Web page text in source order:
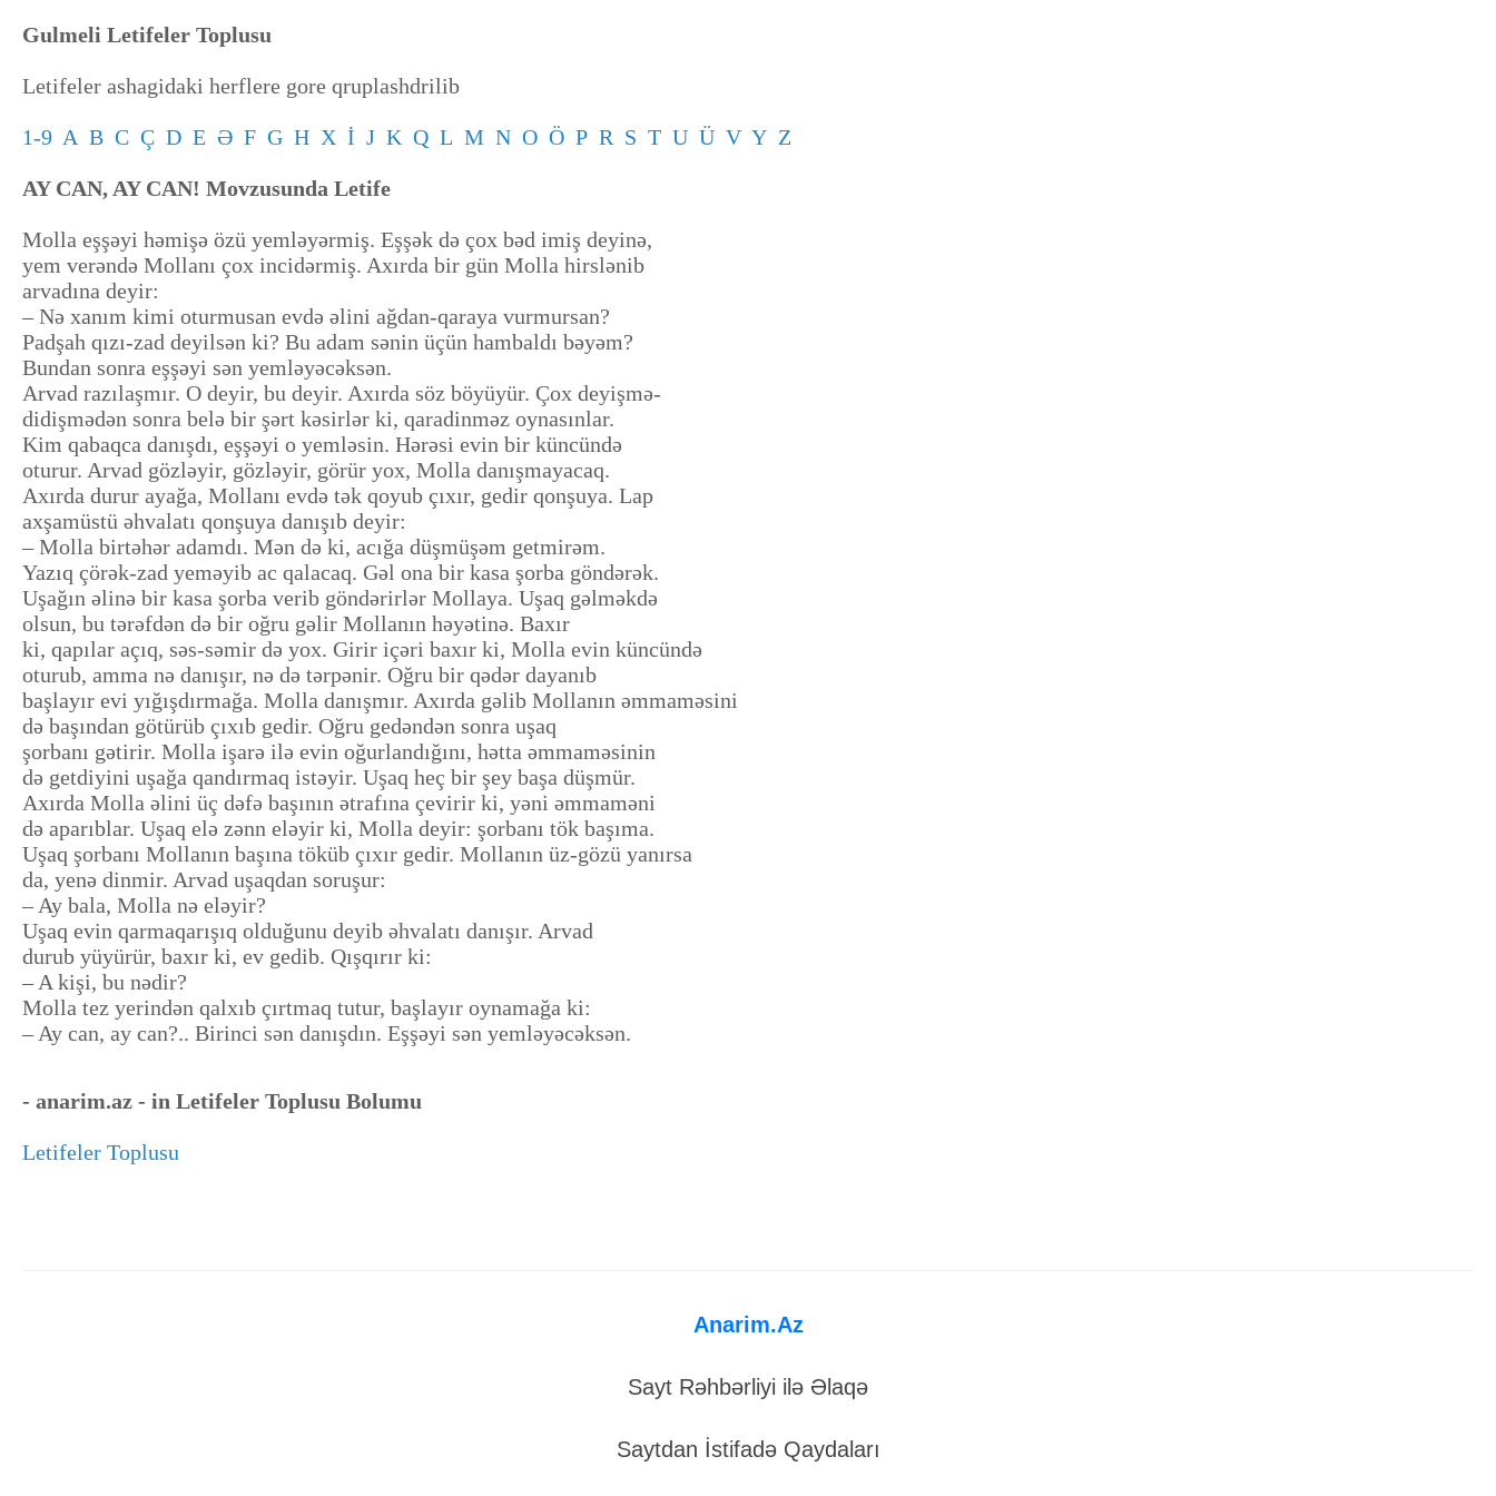
Gulmeli Letifeler Toplusu
Letifeler ashagidaki herflere gore qruplashdrilib
1-9 A B C Ç D E Ə F G H X İ J K Q L M N O Ö P R S T U Ü V Y Z
AY CAN, AY CAN! Movzusunda Letife
Molla eşşəyi həmişə özü yemləyərmiş. Eşşək də çox bəd imiş deyinə,
yem verəndə Mollanı çox incidərmiş. Axırda bir gün Molla hirslənib
arvadına deyir:
– Nə xanım kimi oturmusan evdə əlini ağdan-qaraya vurmursan?
Padşah qızı-zad deyilsən ki? Bu adam sənin üçün hambaldı bəyəm?
Bundan sonra eşşəyi sən yemləyəcəksən.
Arvad razılaşmır. O deyir, bu deyir. Axırda söz böyüyür. Çox deyişmə-
didişmədən sonra belə bir şərt kəsirlər ki, qaradinməz oynasınlar.
Kim qabaqca danışdı, eşşəyi o yemləsin. Hərəsi evin bir küncündə
oturur. Arvad gözləyir, gözləyir, görür yox, Molla danışmayacaq.
Axırda durur ayağa, Mollanı evdə tək qoyub çıxır, gedir qonşuya. Lap
axşamüstü əhvalatı qonşuya danışıb deyir:
– Molla birtəhər adamdı. Mən də ki, acığa düşmüşəm getmirəm.
Yazıq çörək-zad yeməyib ac qalacaq. Gəl ona bir kasa şorba göndərək.
Uşağın əlinə bir kasa şorba verib göndərirlər Mollaya. Uşaq gəlməkdə
olsun, bu tərəfdən də bir oğru gəlir Mollanın həyətinə. Baxır
ki, qapılar açıq, səs-səmir də yox. Girir içəri baxır ki, Molla evin küncündə
oturub, amma nə danışır, nə də tərpənir. Oğru bir qədər dayanıb
başlayır evi yığışdırmağa. Molla danışmır. Axırda gəlib Mollanın əmmaməsini
də başından götürüb çıxıb gedir. Oğru gedəndən sonra uşaq
şorbanı gətirir. Molla işarə ilə evin oğurlandığını, hətta əmmaməsinin
də getdiyini uşağa qandırmaq istəyir. Uşaq heç bir şey başa düşmür.
Axırda Molla əlini üç dəfə başının ətrafına çevirir ki, yəni əmmaməni
də aparıblar. Uşaq elə zənn eləyir ki, Molla deyir: şorbanı tök başıma.
Uşaq şorbanı Mollanın başına töküb çıxır gedir. Mollanın üz-gözü yanırsa
da, yenə dinmir. Arvad uşaqdan soruşur:
– Ay bala, Molla nə eləyir?
Uşaq evin qarmaqarışıq olduğunu deyib əhvalatı danışır. Arvad
durub yüyürür, baxır ki, ev gedib. Qışqırır ki:
– A kişi, bu nədir?
Molla tez yerindən qalxıb çırtmaq tutur, başlayır oynamağa ki:
– Ay can, ay can?.. Birinci sən danışdın. Eşşəyi sən yemləyəcəksən.
- anarim.az - in Letifeler Toplusu Bolumu
Letifeler Toplusu
Anarim.Az
Sayt Rəhbərliyi ilə Əlaqə
Saytdan İstifadə Qaydaları